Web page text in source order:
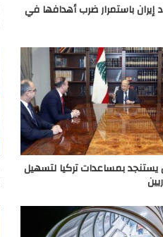
إيران باستمرار ضرب أهدافها في
بمساعدات تركيا لتسهيل